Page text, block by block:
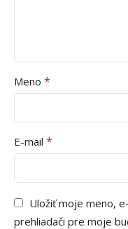
Meno *
E-mail *
Uložiť moje meno,
prehliadači pre moje